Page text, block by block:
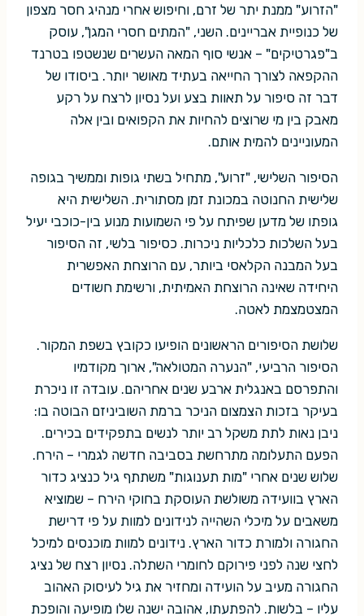
"הזרוע" ממנת יתר של זרם, וחיפוש אחרי מנהיג חסר מצפון
של כנופיית אבריינים. השני, "המתים חסרי המגן", עוסק
ב"פגרטיקים" – אנשי סוף המאה העשרים שנשטפו בטרנד
ההקפאה לצורך החייאה בעתיד מאושר יותר. ביסודו של
דבר זה סיפור על תאוות בצע ועל נסיון לרצח על רקע
מאבק בין מי שרוצים להחיות את הקפואים ובין אלה
המעוניינים להמית אותם.
הסיפור השלישי, "זרוע", מתחיל בשתי גופות וממשיך בגופה
שלישית החנוטה במכונת זמן מסתורית. השלישית היא
גופתו של מדען שפיתח על פי השמועות מנוע בין-כוכבי יעיל
בעל השלכות כלכליות ניכרות. כסיפור בלשי, זה הסיפור
בעל המבנה הקלאסי ביותר, עם הרוצחת האפשרית
היחידה שאינה הרוצחת האמיתית, ורשימת חשודים
המצטמצמת לאטה.
שלושת הסיפורים הראשונים הופיעו כקובץ בשפת המקור.
הסיפור הרביעי, "הנערה המטולאה", ארוך מקודמיו
והתפרסם באנגלית ארבע שנים אחריהם. עובדה זו ניכרת
בעיקר בזכות הצמצום הניכר ברמת השוביניזם הבוטה בו:
ניבן נאות לתת משקל רב יותר לנשים בתפקידים בכירים.
הפעם התעלומה מתרחשת בסביבה חדשה לגמרי – הירח.
שלוש שנים אחרי "מות תענוגות" משתתף גיל כנציג כדור
הארץ בוועידה משולשת העוסקת בחוקי הירח – שמוציא
משאבים על מיכלי השהייה לנידונים למוות על פי דרישת
החגורה ולמורת כדור הארץ. נידונים למוות מוכנסים למיכל
לחצי שנה לפני פירוקם לחומרי השתלה. נסיון רצח של נציג
החגורה מעיב על הועידה ומחזיר את גיל לעיסוק האהוב
עליו – בלשות. להפתעתו, אהובה ישנה שלו מופיעה והופכת